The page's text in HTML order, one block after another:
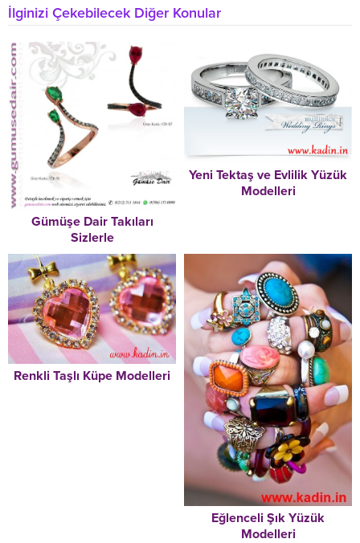
İlginizi Çekebilecek Diğer Konular
Gümüşe Dair Takıları
Sizlerle
Yeni Tektaş ve Evlilik Yüzük
Modelleri
Renkli Taşlı Küpe Modelleri
Eğlenceli Şık Yüzük
Modelleri